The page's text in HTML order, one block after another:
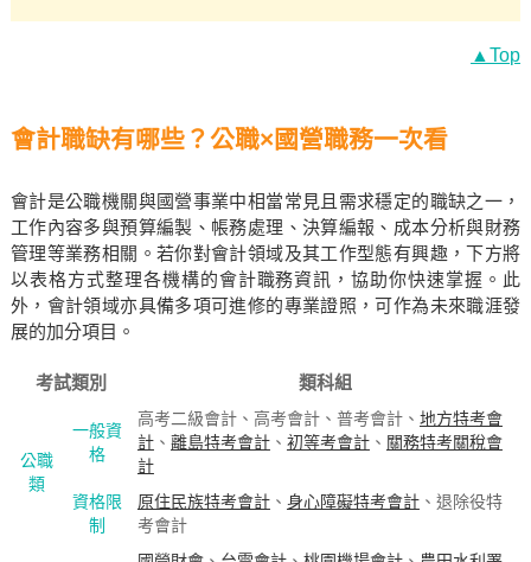
▲Top
會計職缺有哪些？公職×國營職務一次看
會計是公職機關與國營事業中相當常見且需求穩定的職缺之一，
工作內容多與預算編製、帳務處理、決算編報、成本分析與財務
管理等業務相關。若你對會計領域及其工作型態有興趣，下方將
以表格方式整理各機構的會計職務資訊，協助你快速掌握。此
外，會計領域亦具備多項可進修的專業證照，可作為未來職涯發
展的加分項目。
考試類別 類科組
公職
類
一般資
格
高考二級會計、高考會計、普考會計、 地方特考會
計、 離島特考會計、 初等考會計、 關務特考關稅會
計
資格限
制
原住民族特考會計、 身心障礙特考會計、退除役特
考會計